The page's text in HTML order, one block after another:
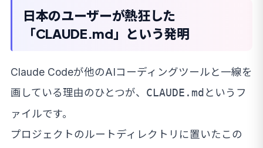
日本のユーザーが熱狂した
「CLAUDE.md」という発明
Claude Codeが他のAIコーディングツールと一線を
画している理由のひとつが、 CLAUDE.md というフ
ァイルです。
プロジェクトのルートディレクトリに置いたこの